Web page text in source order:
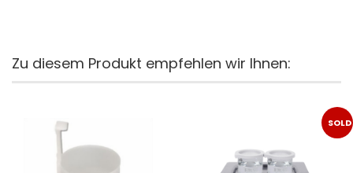
Zu diesem Produkt empfehlen wir Ihnen:
SOLD